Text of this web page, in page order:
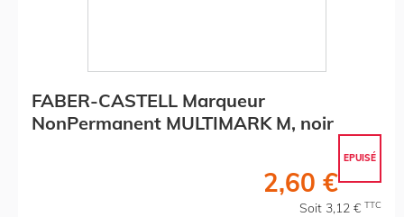
FABER-CASTELL Marqueur
NonPermanent MULTIMARK M, noir
EPUISÉ
2,60 €
Soit 3,12 € TTC